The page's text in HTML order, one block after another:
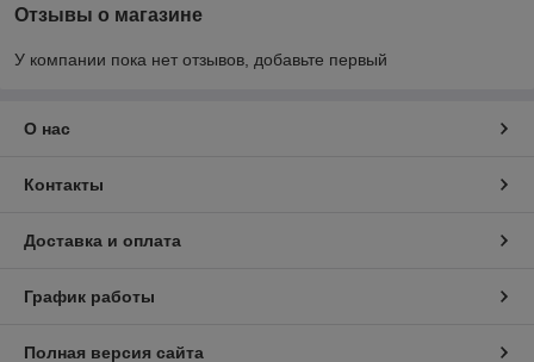
Отзывы о магазине
У компании пока нет отзывов, добавьте первый
О нас
Контакты
Доставка и оплата
График работы
Полная версия сайта